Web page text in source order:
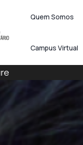
Quem Somos
Campus Virtual